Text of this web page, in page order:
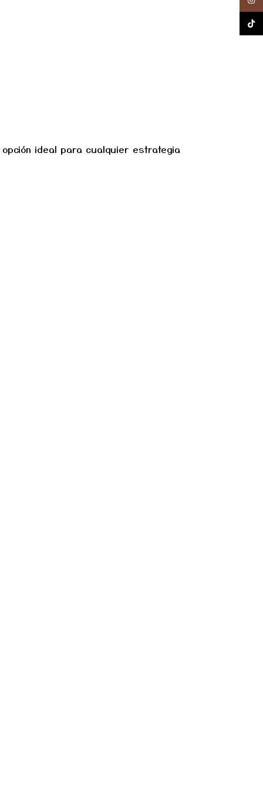
opción ideal para cualquier estrategia
TikTok